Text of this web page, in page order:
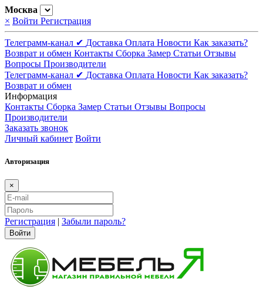
Москва
× Войти Регистрация
Телеграмм-канал ✔ Доставка Оплата Новости Как заказать?
Возврат и обмен Контакты Сборка Замер Статьи Отзывы
Вопросы Производители
Телеграмм-канал ✔ Доставка Оплата Новости Как заказать?
Возврат и обмен
Информация
Контакты Сборка Замер Статьи Отзывы Вопросы
Производители
Заказать звонок
Личный кабинет Войти
Авторизация
×
Регистрация | Забыли пароль?
Войти